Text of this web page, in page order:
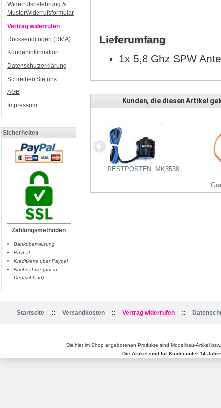
Widerrufsbelehrung &
MusterWiderrufsformular
Vertrag widerrufen
Rücksendungen (RMA)
Kundeninformation
Datenschutzerklärung
Schreiben Sie uns
AGB
Impressum
Sicherheiten
Zahlungsmethoden
Banküberweisung
Paypal
Kreditkarte über Paypal
Nachnahme (nur in
Deutschland)
Lieferumfang
1x 5,8 Ghz SPW
Kunden, die diesen Artikel
Single BL-Ctrl V3 2XL
RESTPOSTEN: MK3538
Startseite :: Versandkosten :: Vertrag widerrufen ::
Die hier im Shop angebotenen Produkte sind Modellbau-Artikel
Die Artikel sind für Kinder unter 14